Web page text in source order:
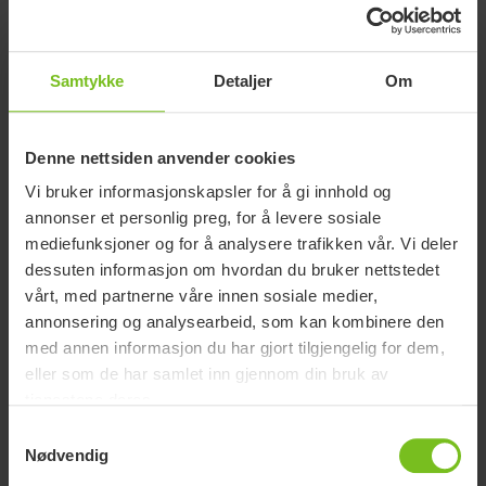
Samtykke Detaljer Om
Denne nettsiden anvender cookies
Vi bruker informasjonskapsler for å gi innhold og
annonser et personlig preg, for å levere sosiale
mediefunksjoner og for å analysere trafikken vår. Vi deler
dessuten informasjon om hvordan du bruker nettstedet
vårt, med partnerne våre innen sosiale medier,
annonsering og analysearbeid, som kan kombinere den
med annen informasjon du har gjort tilgjengelig for dem,
eller som de har samlet inn gjennom din bruk av
Nødvendig
Lengde med store forhjul
(mm)
Lengde sammenslått (mm) 900
Maks belastning (kg) 40
Maks belastning ved
transport (kg)
40
Maks godkjente totalvekt
(kg)
55,5
Rett setevinkel (°)